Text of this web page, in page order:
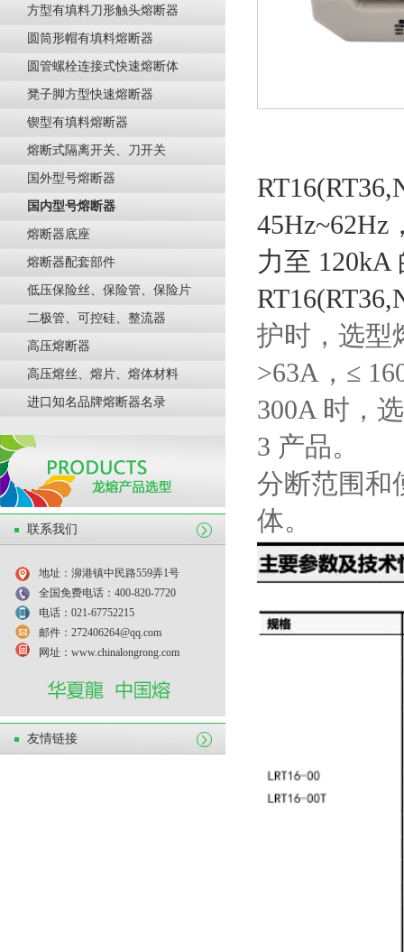
方型有填料刀形触头熔断器
圆筒形帽有填料熔断器
圆管螺栓连接式快速熔断体
凳子脚方型快速熔断器
锲型有填料熔断器
熔断式隔离开关、刀开关
国外型号熔断器
国内型号熔断器
熔断器底座
熔断器配套部件
低压保险丝、保险管、保险片
二极管、可控硅、整流器
高压熔断器
高压熔丝、熔片、熔体材料
进口知名品牌熔断器名录
联系我们
地址：泖港镇中民路559弄1号
全国免费电话：400-820-7720
电话：021-67752215
邮件：272406264@qq.com
网址：www.chinalongrong.com
友情链接
力至
护时，选型
>63A，≤
300A 时，
3 产品。
分断范围和
体。